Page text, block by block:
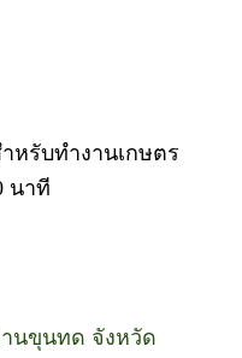
หรับทำงานเกษตร
นาที
านขุนทด จังหวัด